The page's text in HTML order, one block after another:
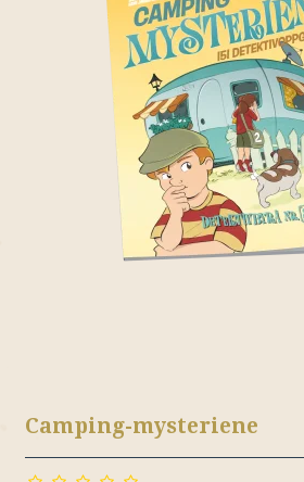
Camping-mysteriene